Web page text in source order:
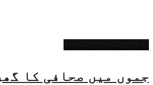
جموں میں صحافی کا